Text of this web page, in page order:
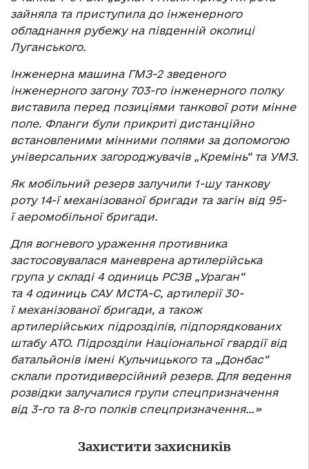
зайняла та приступила до інженерного
обладнання рубежу на південній околиці
Луганського.
Інженерна машина ГМЗ-2 зведеного
інженерного загону 703-го інженерного полку
виставила перед позиціями танкової роти мінне
поле. Фланги були прикриті дистанційно
встановленими мінними полями за допомогою
універсальних загороджувачів „Кремінь“ та УМЗ.
Як мобільний резерв залучили 1-шу танкову
роту 14-ї механізованої бригади та загін від 95-
ї аеромобільної бригади.
Для вогневого ураження противника
застосовувалася маневрена артилерійська
група у складі 4 одиниць РСЗВ „Ураган“
та 4 одиниць САУ МСТА-С, артилерії 30-
ї механізованої бригади, а також
артилерійських підрозділів, підпорядкованих
штабу АТО. Підрозділи Національної гвардії від
батальйонів імені Кульчицького та „Донбас“
склали протидиверсійний резерв. Для ведення
розвідки залучалися групи спецпризначення
від 3-го та 8-го полків спецпризначення…»
Захистити захисників